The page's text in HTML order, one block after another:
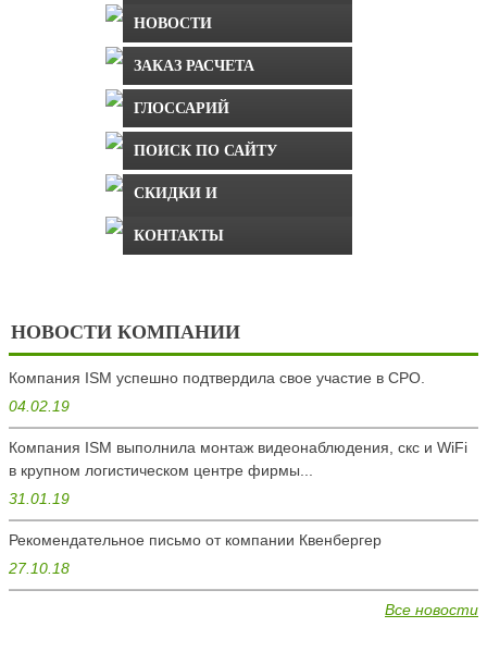
БЛАГОДАРНОСТИ
НОВОСТИ
ЗАКАЗ РАСЧЕТА
ГЛОССАРИЙ
ПОИСК ПО САЙТУ
СКИДКИ И
СПЕЦПРЕДЛОЖЕНИЯ
КОНТАКТЫ
НОВОСТИ КОМПАНИИ
Компания ISM успешно подтвердила свое участие в СРО.
04.02.19
Компания ISM выполнила монтаж видеонаблюдения, скс и WiFi
в крупном логистическом центре фирмы...
31.01.19
Рекомендательное письмо от компании Квенбергер
27.10.18
Все новости